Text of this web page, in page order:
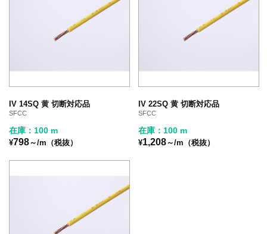
IV 14SQ 黄 切断対応品
SFCC
在庫：100 m
¥798～/m（税抜）
IV 22SQ 黄 切断対応品
SFCC
在庫：100 m
¥1,208～/m（税抜）